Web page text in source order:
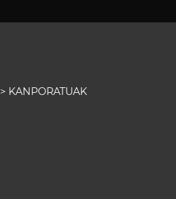
> KANPORATUAK